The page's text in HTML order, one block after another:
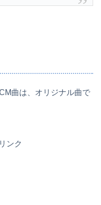
曲は、オリジナル曲で
ンク